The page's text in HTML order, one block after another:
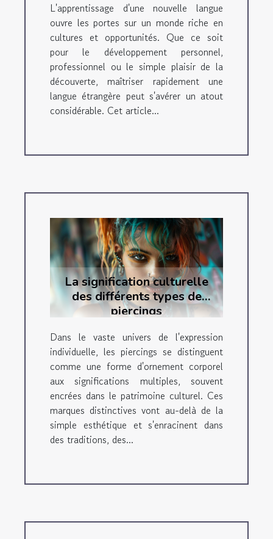
L'apprentissage d'une nouvelle langue
ouvre les portes sur un monde riche en
cultures et opportunités. Que ce soit
pour le développement personnel,
professionnel ou le simple plaisir de la
découverte, maîtriser rapidement une
langue étrangère peut s'avérer un atout
considérable. Cet article...
La signification culturelle
des différents types de
piercings
Dans le vaste univers de l'expression
individuelle, les piercings se distinguent
comme une forme d'ornement corporel
aux significations multiples, souvent
encrées dans le patrimoine culturel. Ces
marques distinctives vont au-delà de la
simple esthétique et s'enracinent dans
des traditions, des...